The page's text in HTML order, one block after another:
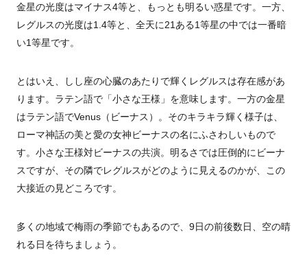
金星の光度はマイナス4等と、もっとも明るい惑星です。一方、
レグルスの光度は1.4等と、全天に21ある1等星の中では一番暗
い1等星です。
とはいえ、しし座の心臓のあたりで輝くレグルスは存在感があ
ります。ラテン語で「小さな王様」を意味します。一方の金星
はラテン語でVenus（ビーナス）。そのキラキラ輝く様子は、
ローマ神話の美と愛の女神ビーナスの名にふさわしいもので
す。小さな王様対ビーナスの共演。明るさでは圧倒的にビーナ
スですが、その隣でレグルスがどのように見えるのかが、この
大接近の見どころです。
多くの地域で梅雨の季節でもあるので、9日の前後数日、空の晴
れる日を待ちましょう。